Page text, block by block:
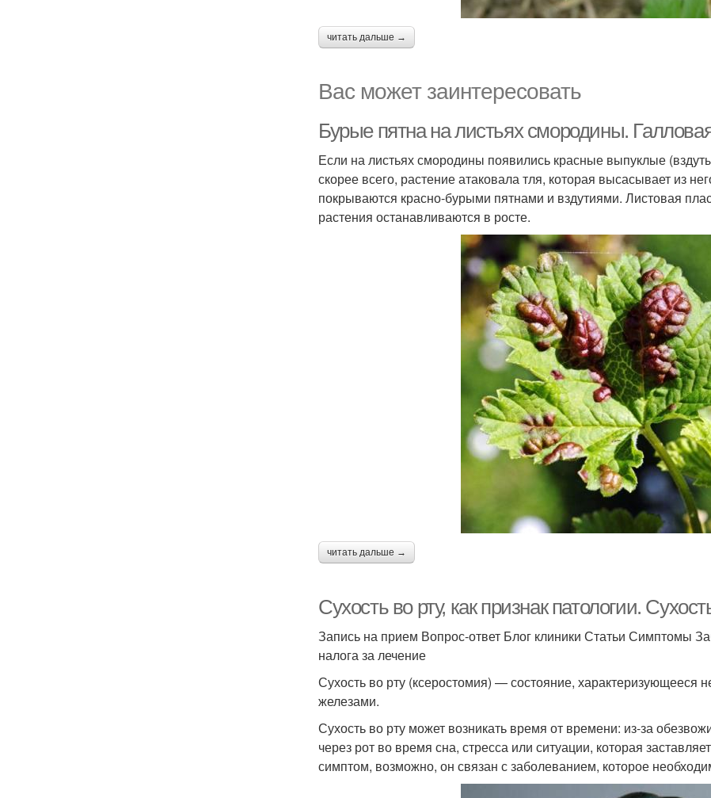
читать дальше →
Вас может заинтересовать
Бурые пятна на листьях смородины.
Если на листьях смородины появились красные выпуклые
скорее всего, растение атаковала тля, которая высасывает из
покрываются красно-бурыми пятнами и вздутиями. Листовая
растения останавливаются в росте.
читать дальше →
Сухость во рту, как признак патологии.
Запись на прием Вопрос-ответ Блог клиники Статьи Симптомы
налога за лечение
Сухость во рту (ксеростомия) — состояние,
железами.
Сухость во рту может возникать время от времени: из-за
через рот во время сна, стресса или ситуации, которая
симптом, возможно, он связан с заболеванием, которое